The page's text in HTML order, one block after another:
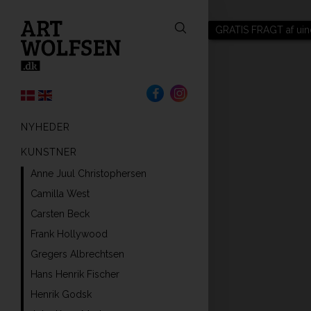
NYHEDER
KUNSTNER
Anne Juul Christophersen
Camilla West
Carsten Beck
Frank Hollywood
Gregers Albrechtsen
Hans Henrik Fischer
Henrik Godsk
GRATIS FRAGT af